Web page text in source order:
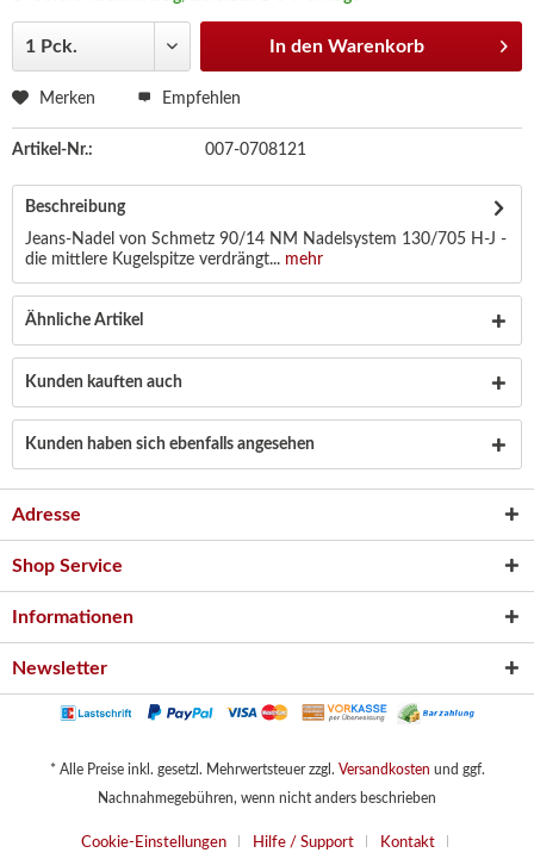
In den Warenkorb
Merken Empfehlen
Artikel-Nr.: 007-0708121
Beschreibung
Jeans-Nadel von Schmetz 90/14 NM Nadelsystem 130/705 H-J -
die mittlere Kugelspitze verdrängt... mehr
Ähnliche Artikel
Kunden kauften auch
Kunden haben sich ebenfalls angesehen
Adresse
Shop Service
Informationen
Newsletter
* Alle Preise inkl. gesetzl. Mehrwertsteuer zzgl. Versandkosten und ggf.
Nachnahmegebühren, wenn nicht anders beschrieben
Cookie-Einstellungen Hilfe / Support Kontakt